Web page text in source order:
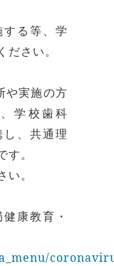
る等、学
さい。
や実施の方
学校歯科
、共通理
。
。
康教育・